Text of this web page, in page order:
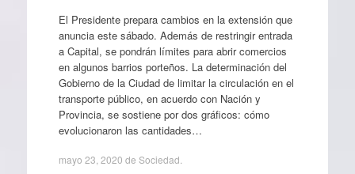
El Presidente prepara cambios en la extensión que
anuncia este sábado. Además de restringir entrada
a Capital, se pondrán límites para abrir comercios
en algunos barrios porteños. La determinación del
Gobierno de la Ciudad de limitar la circulación en el
transporte público, en acuerdo con Nación y
Provincia, se sostiene por dos gráficos: cómo
evolucionaron las cantidades…
mayo 23, 2020 de Sociedad